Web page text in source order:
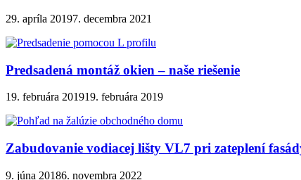
29. apríla 20197. decembra 2021
Predsadená montáž okien – naše riešenie
19. februára 201919. februára 2019
Zabudovanie vodiacej lišty VL7 pri zateplení
9. júna 20186. novembra 2022